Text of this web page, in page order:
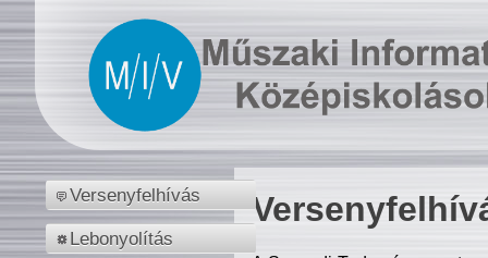
Versenyfelhívás
Lebonyolítás